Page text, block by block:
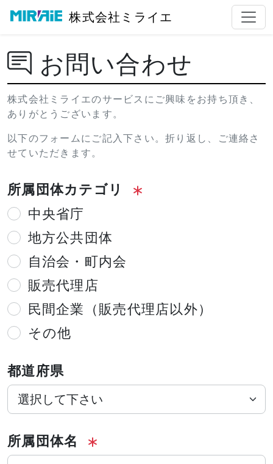
株式会社ミライエ
お問い合わせ
株式会社ミライエのサービスにご興味をお持ち頂き、
ありがとうございます。
以下のフォームにご記入下さい。折り返し、ご連絡さ
せていただきます。
所属団体カテゴリ
中央省庁
地方公共団体
自治会・町内会
販売代理店
民間企業（販売代理店以外）
その他
都道府県
所属団体名